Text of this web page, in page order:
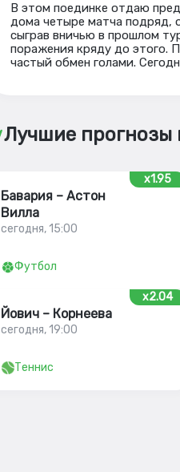
В этом поединке отдаю
дома четыре матча
сыграв вничью в прошлом
поражения кряду до этого.
частый обмен голами.
Лучшие прогнозы
x1.95
Бавария – Астон
Вилла
сегодня, 15:00
Футбол
x2.04
Йович – Корнеева
сегодня, 19:00
Теннис